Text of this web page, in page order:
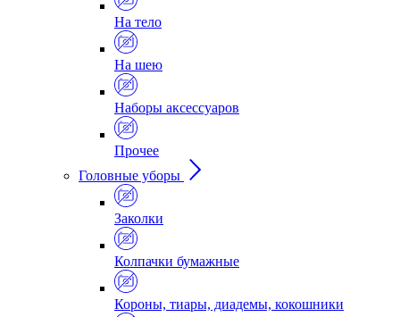
На тело
На шею
Наборы аксессуаров
Прочее
Головные уборы
Заколки
Колпачки бумажные
Короны, тиары, диадемы, кокошники